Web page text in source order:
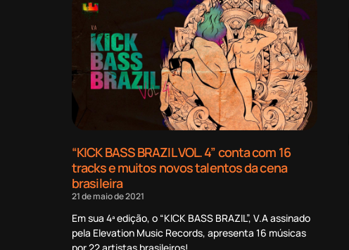
“KICK BASS BRAZIL VOL. 4” conta com 16
tracks e muitos novos talentos da cena
brasileira
21 de maio de 2021
Em sua 4ª edição, o “KICK BASS BRAZIL”, V.A assinado
pela Elevation Music Records, apresenta 16 músicas
por 22 artistas brasileiros!